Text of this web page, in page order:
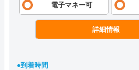
電子マネー可
詳細情報
●到着時間